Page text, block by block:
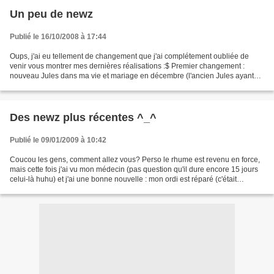
Un peu de newz
Publié le 16/10/2008 à 17:44
Oups, j'ai eu tellement de changement que j'ai complétement oubliée de
venir vous montrer mes dernières réalisations :$ Premier changement :
nouveau Jules dans ma vie et mariage en décembre (l'ancien Jules ayant
Des newz plus récentes ^_^
Publié le 09/01/2009 à 10:42
Coucou les gens, comment allez vous? Perso le rhume est revenu en force,
mais cette fois j'ai vu mon médecin (pas question qu'il dure encore 15 jours
celui-là huhu) et j'ai une bonne nouvelle : mon ordi est réparé (c'était